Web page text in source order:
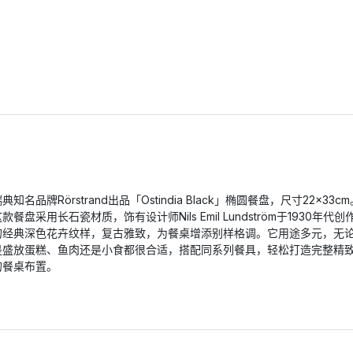
典知名品牌Rörstrand出品「Ostindia Black」椭圆餐盘，尺寸22×33cm
款餐盘采用长石瓷材质，饰有设计师Nils Emil Lundström于1930年代创
经典深色花卉纹样，复古雅致，为餐桌增添别样格调。它用途多元，无
盛放蛋糕、鱼肉还是小食都很合适，搭配同系列餐具，轻松打造完整精
桌布置。